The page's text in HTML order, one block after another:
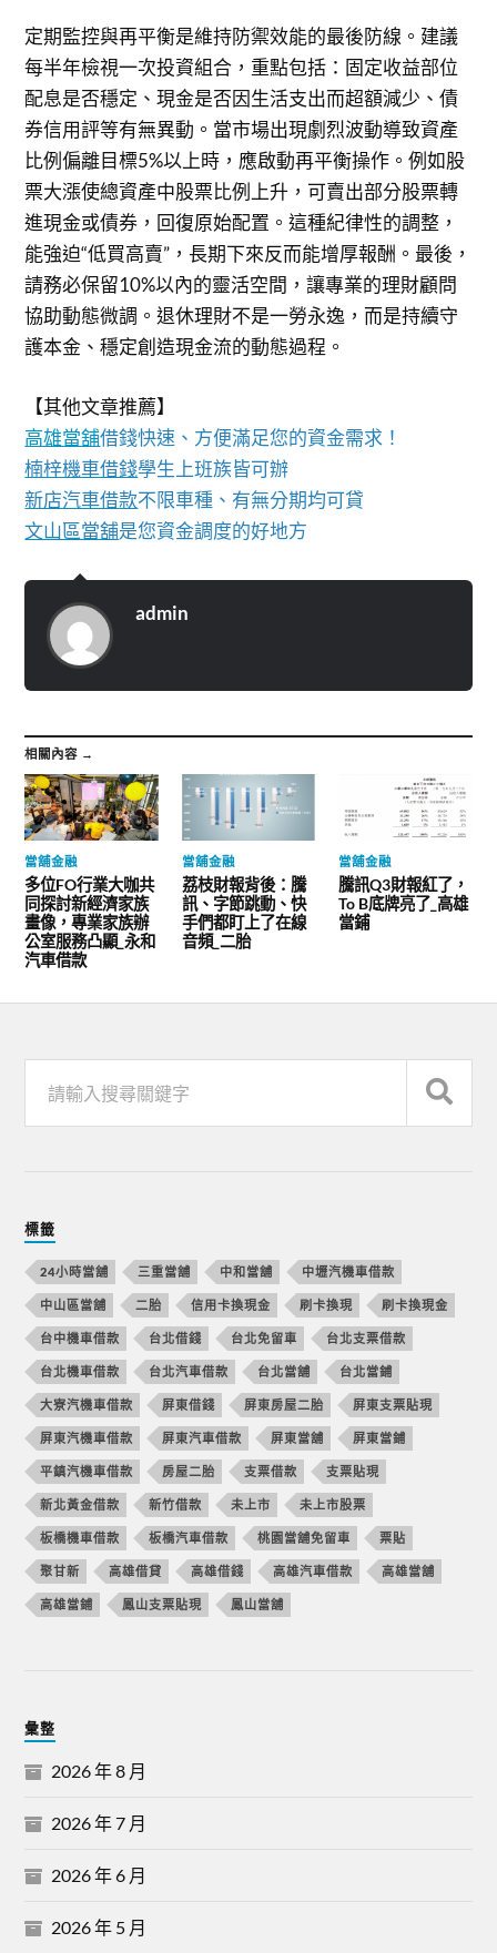
定期監控與再平衡是維持防禦效能的最後防線。建議
每半年檢視一次投資組合，重點包括：固定收益部位
配息是否穩定、現金是否因生活支出而超額減少、債
券信用評等有無異動。當市場出現劇烈波動導致資產
比例偏離目標5%以上時，應啟動再平衡操作。例如股
票大漲使總資產中股票比例上升，可賣出部分股票轉
進現金或債券，回復原始配置。這種紀律性的調整，
能強迫“低買高賣”，長期下來反而能增厚報酬。最後，
請務必保留10%以內的靈活空間，讓專業的理財顧問
協助動態微調。退休理財不是一勞永逸，而是持續守
護本金、穩定創造現金流的動態過程。
【其他文章推薦】
高雄當舖借錢快速、方便滿足您的資金需求！
楠梓機車借錢學生上班族皆可辦
新店汽車借款不限車種、有無分期均可貸
文山區當舖是您資金調度的好地方
admin
相關內容 →
當舖金融
多位FO行業大咖共
同探討新經濟家族
畫像，專業家族辦
公室服務凸顯_永和
汽車借款
當舖金融
荔枝財報背後：騰
訊、字節跳動、快
手們都盯上了在線
音頻_二胎
當舖金融
騰訊Q3財報紅了，
To B底牌亮了_高雄
當鋪
標籤
24小時當舖 三重當舖 中和當舖 中壢汽機車借款
中山區當舖 二胎 信用卡換現金 刷卡換現 刷卡換現金
台中機車借款 台北借錢 台北免留車 台北支票借款
台北機車借款 台北汽車借款 台北當舖 台北當鋪
大寮汽機車借款 屏東借錢 屏東房屋二胎 屏東支票貼現
屏東汽機車借款 屏東汽車借款 屏東當舖 屏東當鋪
平鎮汽機車借款 房屋二胎 支票借款 支票貼現
新北黃金借款 新竹借款 未上市 未上市股票
板橋機車借款 板橋汽車借款 桃園當舖免留車 票貼
聚甘新 高雄借貸 高雄借錢 高雄汽車借款 高雄當舖
高雄當鋪 鳳山支票貼現 鳳山當舖
彙整
2026 年 8 月
2026 年 7 月
2026 年 6 月
2026 年 5 月